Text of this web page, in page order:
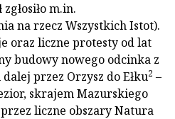
m.in.
na rzecz Wszystkich Istot).
oraz liczne protesty od lat
budowy nowego odcinka z
przez Orzysz do Ełku2 –
skrajem Mazurskiego
liczne obszary Natura